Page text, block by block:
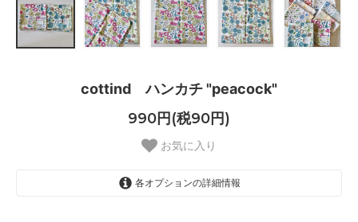
cottind ハンカチ "peacock"
990円(税90円)
お気に入り
各オプションの詳細情報